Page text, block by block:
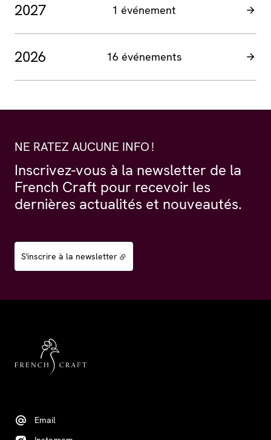
2027 1 événement
2026 16 événements
NE RATEZ AUCUNE INFO !
Inscrivez-vous à la newsletter de la
French Craft pour recevoir les
dernières actualités et nouveautés.
S'inscrire à la newsletter
Email